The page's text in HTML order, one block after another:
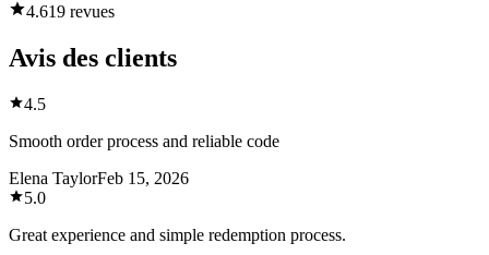
4.619 revues
Avis des clients
4.5
Smooth order process and reliable code
Elena TaylorFeb 15, 2026
5.0
Great experience and simple redemption process.